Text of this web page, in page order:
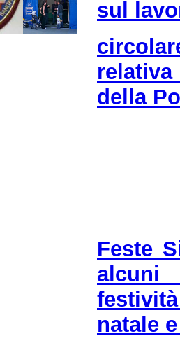
sul
della
Feste
alcuni
natale